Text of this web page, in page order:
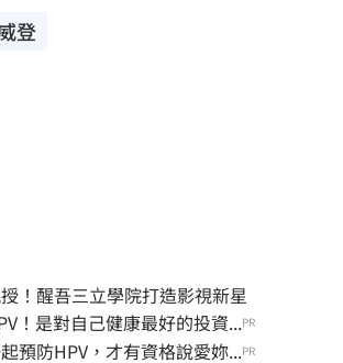
登
！醒吾三立學院打造影視新星
！是對自己健康最好的投資...PR
預防HPV，才有資格說愛妳...PR